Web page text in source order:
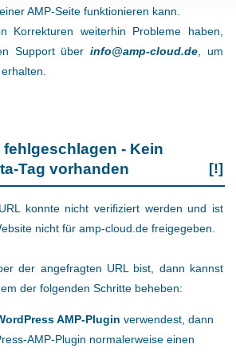
AMP-Seite funktionieren kann.
Korrekturen weiterhin Probleme haben,
Support überinfo@amp-cloud.de, um
fehlgeschlagen - Kein
Tag vorhanden
[!]
konnte nicht verifiziert werden und ist
nicht für amp-cloud.de freigegeben.
der angefragten URL bist, dann kannst
der folgenden Schritte beheben:
AMP-Plugin verwendest, dann
AMP-Plugin normalerweise einen